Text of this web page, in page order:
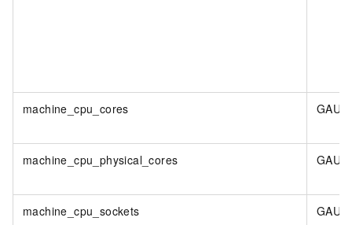
machine_cpu_cores
machine_cpu_physical_cores
machine_cpu_sockets